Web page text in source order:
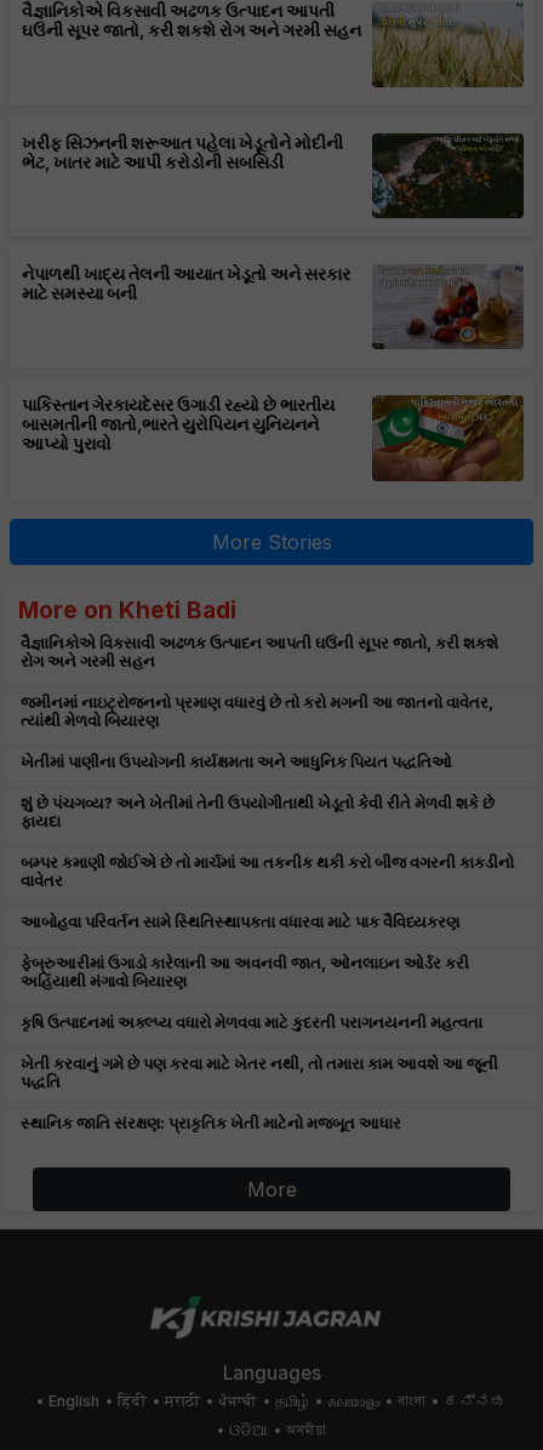
વૈજ્ઞાનિકોએ વિકસાવી અઢળક ઉત્પાદન આપતી
ઘઉંની સૂપર જાતો, કરી શકશે રોગ અને ગરમી સહન
ખરીફ સિઝનની શરૂઆત પહેલા ખેડૂતોને મોદીની
ભેટ, ખાતર માટે આપી કરોડોની સબસિડી
નેપાળથી ખાદ્ય તેલની આયાત ખેડૂતો અને સરકાર
માટે સમસ્યા બની
પાકિસ્તાન ગેરકાયદેસર ઉગાડી રહ્યો છે ભારતીય
બાસમતીની જાતો,ભારતે યુરોપિયન યુનિયનને
આપ્યો પુરાવો
More Stories
More on Kheti Badi
વૈજ્ઞાનિકોએ વિકસાવી અઢળક ઉત્પાદન આપતી ઘઉંની સૂપર જાતો, કરી શકશે
રોગ અને ગરમી સહન
જમીનમાં નાઇટ્રોજનનો પ્રમાણ વધારવું છે તો કરો મગની આ જાતનો વાવેતર,
ત્યાંથી મેળવો બિયારણ
ખેતીમાં પાણીના ઉપયોગની કાર્યક્ષમતા અને આધુનિક પિયત પદ્ધતિઓ
શું છે પંચગવ્ય? અને ખેતીમાં તેની ઉપયોગીતાથી ખેડૂતો કેવી રીતે મેળવી શકે છે
ફાયદા
બમ્પર કમાણી જોઈએ છે તો માર્ચમાં આ તકનીક થકી કરો બીજ વગરની કાકડીનો
વાવેતર
આબોહવા પરિવર્તન સામે સ્થિતિસ્થાપકતા વધારવા માટે પાક વૈવિધ્યકરણ
ફેબ્રુઆરીમાં ઉગાડો કારેલાની આ અવનવી જાત, ઓનલાઇન ઓર્ડર કરી
અહિંયાથી મંગાવો બિયારણ
કૃષિ ઉત્પાદનમાં અક્લ્પ્ય વધારો મેળવવા માટે કુદરતી પરાગનયનની મહત્વતા
ખેતી કરવાનું ગમે છે પણ કરવા માટે ખેતર નથી, તો તમારા કામ આવશે આ જૂની
પદ્ધતિ
સ્થાનિક જાતિ સંરક્ષણ: પ્રાકૃતિક ખેતી માટેનો મજબૂત આધાર
More
Languages
English हिंदी मराठी ਪੰਜਾਬੀ தமிழ் മലയാളം বাংলা
ಕನ್ನಡ
ଓଡିଆ
অসমীয়া